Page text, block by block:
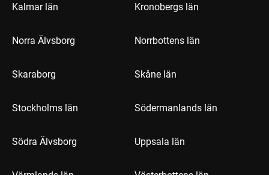
Kalmar län Kronobergs län
Norra Älvsborg Norrbottens län
Skaraborg Skåne län
Stockholms län Södermanlands län
Södra Älvsborg Uppsala län